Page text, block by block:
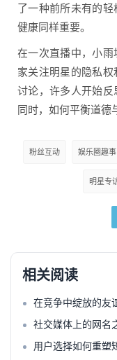
了一种前所未有的
健康同样重要。
在一次直播中，小
家关注明星的隐私
讨论，许多人开始
同时，如何平衡道德
粉丝互动 娱乐圈趣事
明星专
相关阅读
在竞争中绽放的友
社交媒体上的网名
用户选择如何重塑